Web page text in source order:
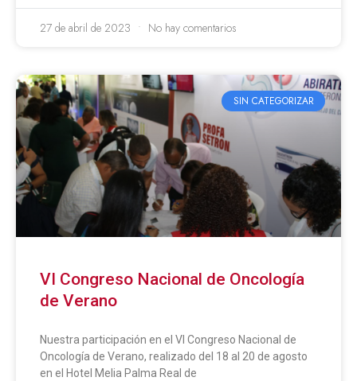
27 de abril de 2023 No hay comentarios
SIN CATEGORIZAR
VI Congreso Nacional de Oncología
de Verano
Nuestra participación en el VI Congreso Nacional de
Oncología de Verano, realizado del 18 al 20 de agosto
en el Hotel Melia Palma Real de